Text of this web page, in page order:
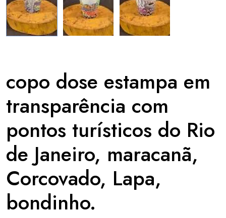
copo dose estampa em
transparência com
pontos turísticos do Rio
de Janeiro, maracanã,
Corcovado, Lapa,
bondinho.